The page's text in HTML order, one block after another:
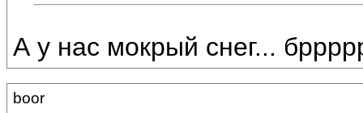
А у нас мокрый снег...
boor